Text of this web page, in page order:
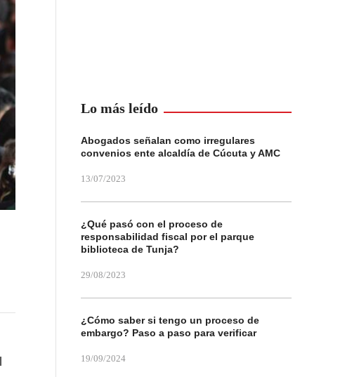
Lo más leído
Abogados señalan como irregulares
convenios ente alcaldía de Cúcuta y AMC
13/07/2023
¿Qué pasó con el proceso de
responsabilidad fiscal por el parque
biblioteca de Tunja?
29/08/2023
¿Cómo saber si tengo un proceso de
embargo? Paso a paso para verificar
19/09/2024